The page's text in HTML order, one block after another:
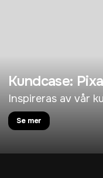
Kundcase:
Inspireras av vår
Se mer